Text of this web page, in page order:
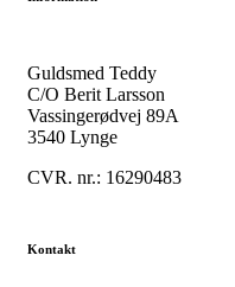
Guldsmed Teddy
C/O Berit Larsson
Vassingerødvej 89A
3540 Lynge
CVR. nr.: 16290483
Kontakt